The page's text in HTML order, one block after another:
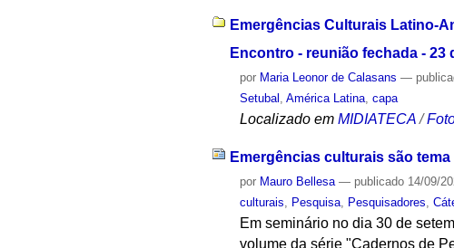
Emergências Culturais Latino-
Encontro - reunião fechada - 23
por Maria Leonor de Calasans —
Setubal ,América Latina ,capa
Localizado em MIDIATECA /
Emergências culturais são
por Mauro Bellesa — publicado 14/09/
culturais, Pesquisa, Pesquisadores,
Em seminário no dia 30 de
volume da série "Cadernos de